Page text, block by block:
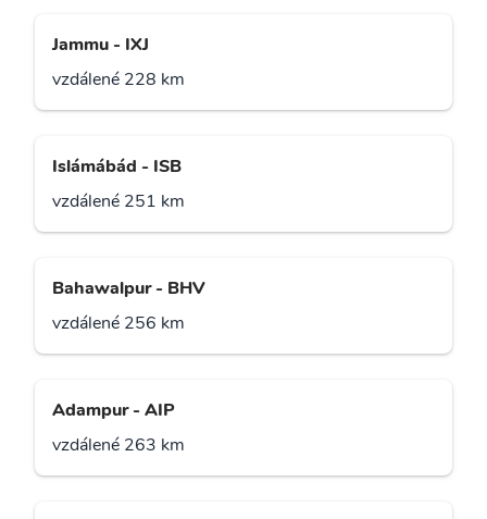
Jammu - IXJ
vzdálené 228 km
Islámábád - ISB
vzdálené 251 km
Bahawalpur - BHV
vzdálené 256 km
Adampur - AIP
vzdálené 263 km